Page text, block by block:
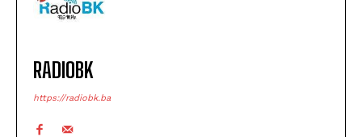
RADIOBK
https://radiobk.ba